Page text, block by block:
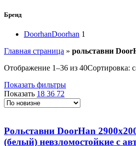
Бренд
DoorhanDoorhan 1
Главная страница » рольставни
Отображение 1–36 из 40Сортировка:
Показать фильтры
Показать 18 36 72
Рольставни DoorHan
(белый) невзломостойкие с